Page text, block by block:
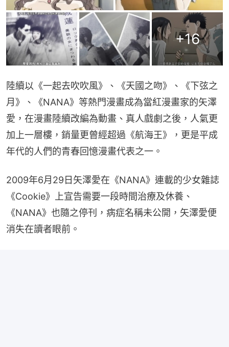
+16
陸續以《一起去吹吹風》、《天國之吻》、《下弦之
月》、《NANA》等熱門漫畫成為當紅漫畫家的矢澤
愛，在漫畫陸續改編為動畫、真人戲劇之後，人氣更
加上一層樓，銷量更曾經超過《航海王》，更是平成
年代的人們的青春回憶漫畫代表之一。
2009年6月29日矢澤愛在《NANA》連載的少女雜誌
《Cookie》上宣告需要一段時間治療及休養、
《NANA》也隨之停刊，病症名稱未公開，矢澤愛便
消失在讀者眼前。